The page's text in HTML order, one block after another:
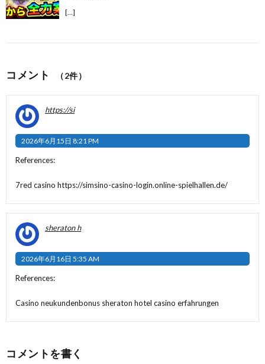
[…]
コメント （2件）
https://si
2026年6月15日 8:21 PM
References:
7red casino https://simsino-casino-login.online-spielhallen.de/
sheraton h
2026年6月16日 5:35 AM
References:
Casino neukundenbonus sheraton hotel casino erfahrungen
コメントを書く